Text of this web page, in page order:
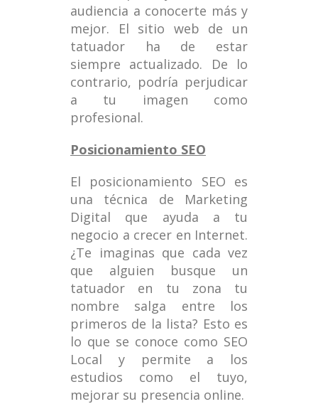
audiencia a conocerte más y
mejor. El sitio web de un
tatuador ha de estar
siempre actualizado. De lo
contrario, podría perjudicar
a tu imagen como
profesional.
Posicionamiento SEO
El posicionamiento SEO es
una técnica de Marketing
Digital que ayuda a tu
negocio a crecer en Internet.
¿Te imaginas que cada vez
que alguien busque un
tatuador en tu zona tu
nombre salga entre los
primeros de la lista? Esto es
lo que se conoce como SEO
Local y permite a los
estudios como el tuyo,
mejorar su presencia online.